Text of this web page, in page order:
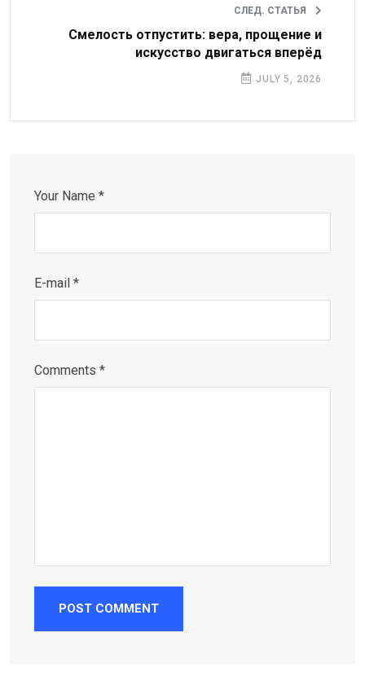
СЛЕД. СТАТЬЯ
Смелость отпустить: вера, прощение и
искусство двигаться вперёд
JULY 5, 2026
Your Name *
E-mail *
Comments *
POST COMMENT